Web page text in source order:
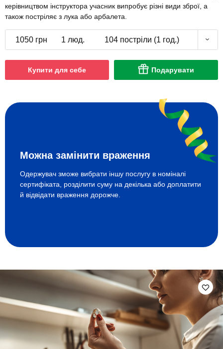
керівництвом інструктора учасник випробує різні види зброї, а
також постріляє з лука або арбалета.
1050 грн 1 люд. 104 постріли (1 год.)
Купити для себе Подарувати
Можна замінити враження
Одержувач зможе вибрати іншу послугу в номіналі
сертифіката, розділити суму на декілька або доплатити
й відвідати враження дорожче.